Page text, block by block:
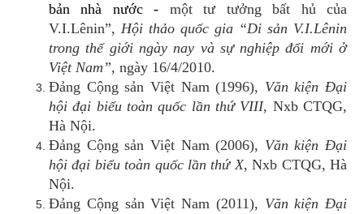
bản nhà nước - một tư tưởng bất hủ của
V.I.Lênin”, Hội thảo quốc gia “Di sản V.I.Lênin
trong thế giới ngày nay và sự nghiệp đổi mới ở
Việt Nam”, ngày 16/4/2010.
Đảng Cộng sản Việt Nam (1996), Văn kiện Đại
hội đại biểu toàn quốc lần thứ VIII, Nxb CTQG,
Hà Nội.
Đảng Cộng sản Việt Nam (2006), Văn kiện Đại
hội đại biểu toàn quốc lần thứ X, Nxb CTQG, Hà
Nội.
Đảng Cộng sản Việt Nam (2011), Văn kiện Đại